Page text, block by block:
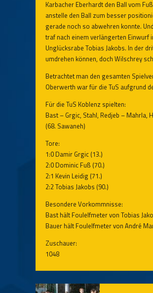
Karbacher Eberhardt den Ball vom
anstelle den Ball zum besser
gerade noch so abwehren konnte.
traf nach einem verlängerten Einwurf
Unglücksrabe Tobias Jakobs. In der
umdrehen können, doch Wilschrey
Betrachtet man den gesamten
Oberwerth war für die TuS aufgrund
Für die TuS Koblenz spielten:
Bast – Grgic, Stahl, Redjeb – Mahrla,
(68. Sawaneh)
Tore:
1:0 Damir Grgic (13.)
2:0 Dominic Fuß (70.)
2:1 Kevin Leidig (71.)
2:2 Tobias Jakobs (90.)
Besondere Vorkommnisse:
Bast hält Foulelfmeter von Tobias
Bauer hält Foulelfmeter von André
Zuschauer:
1048